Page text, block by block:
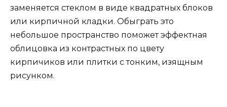
заменяется стеклом в виде квадратных блоков
или кирпичной кладки. Обыграть это
небольшое пространство поможет эффектная
облицовка из контрастных по цвету
кирпичиков или плитки с тонким, изящным
рисунком.